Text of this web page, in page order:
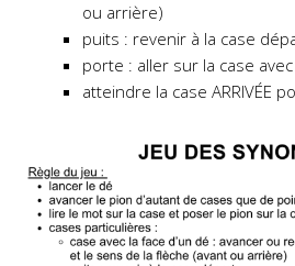
ou arrière)
puits : revenir à la case
porte : aller sur la case
atteindre la case ARRIVÉE